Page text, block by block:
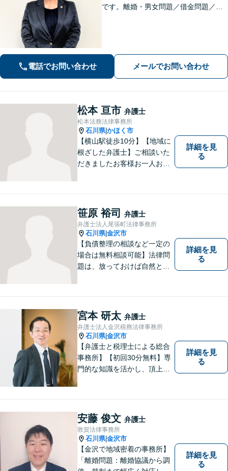
です。離婚・男女問題／借金問題／刑
電話でお問い合わせ メールでお問い合わせ
松本 亘市 弁護士
松本法務法律事務所
石川県|かほく市
【横山駅徒歩10分】【地域に
根ざした弁護士】ご相談いた
だきましたお客様お一人お一
婚問題／相続問題／刑事事件
など、幅広く対応可能。【夜
間／休日対応可能】どうぞお
気軽にご相談ください。
詳細を見
る
笹原 裕司 弁護士
弁護士法人尾張町法律事務所
石川県|金沢市
【負債整理の相談など一定の
場合は無料相談可能】法律問
題は、放っておけば自然と解
行うことが、解決への近道と
なります。 お気軽にご相談く
ださい。
詳細を見
る
宮本 研太 弁護士
弁護士法人金沢税務法律事務所
石川県|金沢市
【弁護士と税理士による総合
事務所】【初回30分無料】専
門的な知識を活かし、頂上＝
トします。 事務所ホームペー
ジあります。
詳細を見
る
安藤 俊文 弁護士
敦賀法律事務所
石川県|金沢市
【金沢で地域密着の事務所】
「離婚問題：離婚協議から調
詳細を見
る